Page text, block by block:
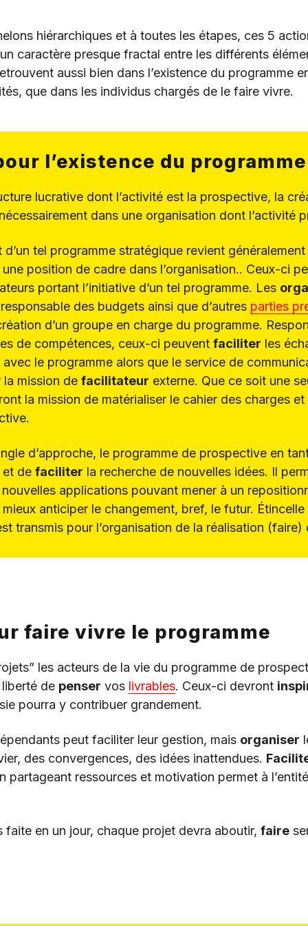
hiérarchiques et à toutes les étapes, ces 5
caractère presque fractal entre les différents
aussi bien dans l’existence du programme
que dans les individus chargés de le faire vivre.
l’existence du programme
lucrative dont l’activité est la prospective, la
dans une organisation dont l’activité
d’un tel programme stratégique revient
position de cadre dans l’organisation.. Ceux-ci
portant l’initiative d’un tel programme. Les
des budgets ainsi que d’autres parties
d’un groupe en charge du programme.
de compétences, ceux-ci peuvent faciliter les
avec le programme alors que le service de
mission de facilitateur externe. Que ce soit une
la mission de matérialiser le cahier des charges
d’approche, le programme de prospective en
et de faciliter la recherche de nouvelles idées. Il
applications pouvant mener à un
anticiper le changement, bref, le futur. Étincelle
transmis pour l’organisation de la réalisation
faire vivre le programme
les acteurs de la vie du programme de
de penser vos livrables. Ceux-ci devront
pourra y contribuer grandement.
peut faciliter leur gestion, mais organiser
des convergences, des idées inattendues.
partageant ressources et motivation permet à
faite en un jour, chaque projet devra aboutir, faire